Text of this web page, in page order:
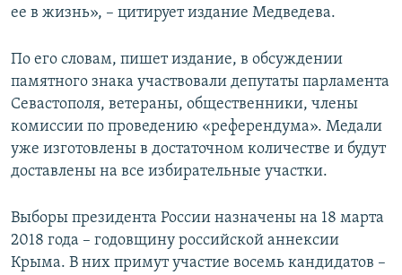
ее в жизнь», – цитирует издание Медведева.
По его словам, пишет издание, в обсуждении
памятного знака участвовали депутаты парламента
Севастополя, ветераны, общественники, члены
комиссии по проведению «референдума». Медали
уже изготовлены в достаточном количестве и будут
доставлены на все избирательные участки.
Выборы президента России назначены на 18 марта
2018 года – годовщину российской аннексии
Крыма. В них примут участие восемь кандидатов –